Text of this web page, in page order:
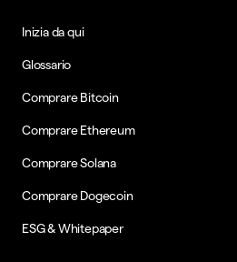
Inizia da qui
Glossario
Comprare Bitcoin
Comprare Ethereum
Comprare Solana
Comprare Dogecoin
ESG & Whitepaper